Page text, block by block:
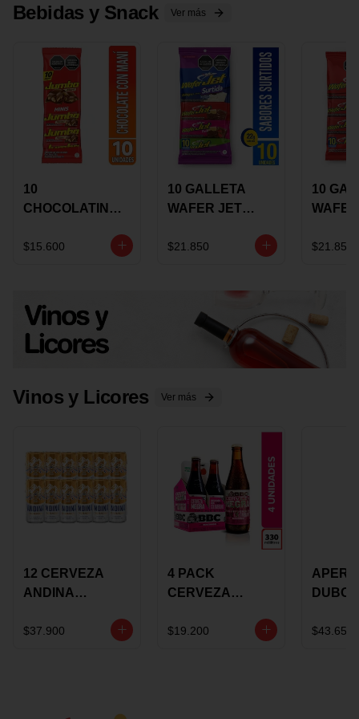
Bebidas y Snack Ver más
10
CHOCOLATINA
17 GRS
$15.600
10 GALLETA
WAFER JET
GRS
$21.850
10
GRS
$21.850
Vinos y Licores Ver más
12 CERVEZA
ANDINA
LATON
$37.900
4 PACK
CERVEZA
ROSE BBC
$19.200
VINO
$43.650